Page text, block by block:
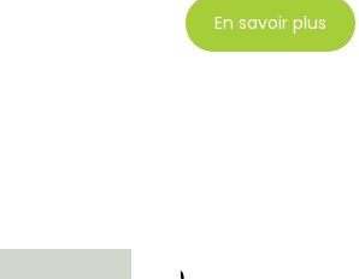
En savoir plus